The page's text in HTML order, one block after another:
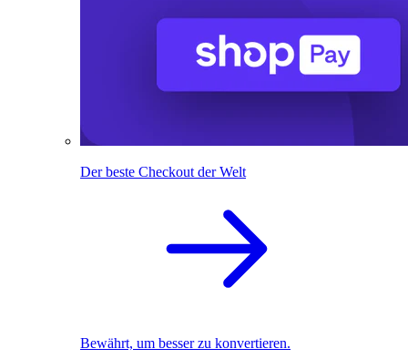
Der beste Checkout der Welt
Bewährt, um besser zu konvertieren.